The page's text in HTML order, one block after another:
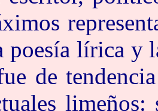
lírica y
de